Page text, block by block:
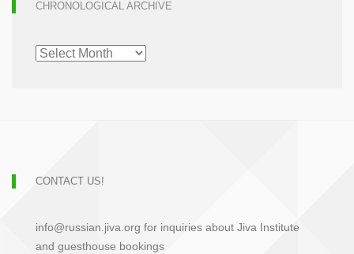
CHRONOLOGICAL ARCHIVE
CHRONOLOGICAL
ARCHIVE
CONTACT US!
info@russian.jiva.org for inquiries about Jiva Institute
and guesthouse bookings